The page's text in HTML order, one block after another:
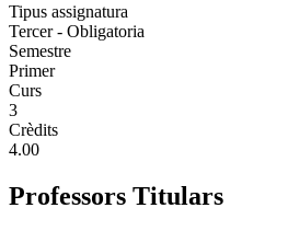
Tipus assignatura
Tercer - Obligatoria
Semestre
Primer
Curs
3
Crèdits
4.00
Professors Titulars